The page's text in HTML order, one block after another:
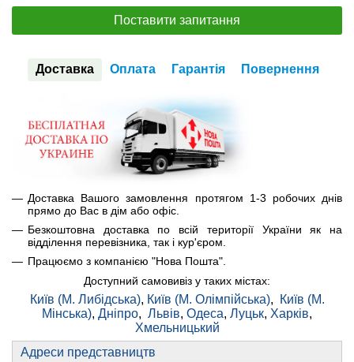
Поставити запитання
Доставка Оплата Гарантія Повернення
Доставка Вашого замовлення протягом 1-3 робочих днів
прямо до Вас в дім або офіс.
Безкоштовна доставка по всій території України як на
відділення перевізника, так і кур'єром.
Працюємо з компанією "Нова Пошта".
Доступний самовивіз у таких містах:
Київ (М. Либідська), Київ (М. Олімпійська),
Київ (М.
Мінська), Дніпро, Львів, Одеса, Луцьк, Харків,
Хмельницький
Адреси представництв